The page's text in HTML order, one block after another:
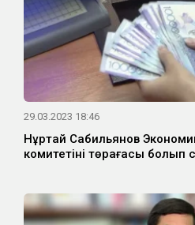
29.03.2023 18:46
Нұртай Сабильянов
комитетінің төрағасы болып